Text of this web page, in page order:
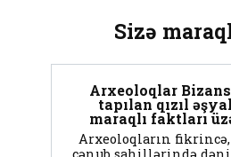
Sizə
Arxeoloqlar
tapılan qızıl
maraqlı faktları
Arxeoloqların